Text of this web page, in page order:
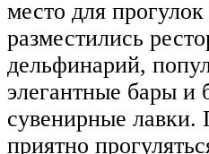
место для
разместились
дельфинарий,
элегантные бары и
сувенирные лавки.
приятно